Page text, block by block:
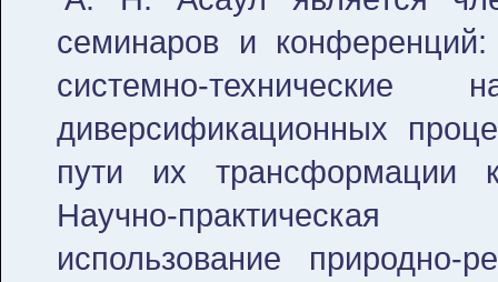
семинаров и
системно-технические
диверсификационных
пути их трансформации
Научно-
использование природно-